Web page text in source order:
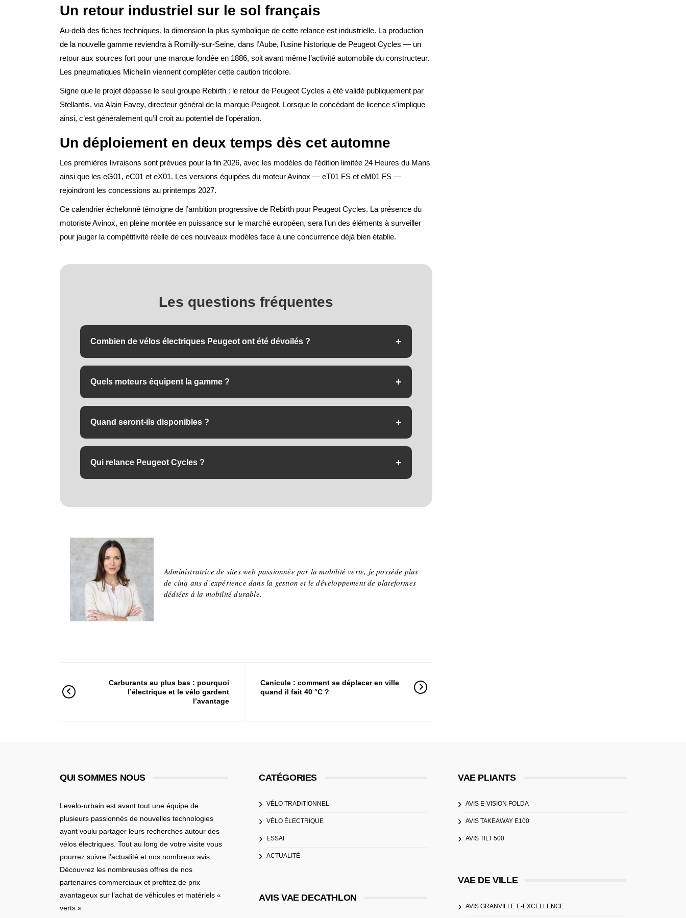
Un retour industriel sur le sol français
Au-delà des fiches techniques, la dimension la plus symbolique de cette relance est industrielle. La production
de la nouvelle gamme reviendra à Romilly-sur-Seine, dans l’Aube, l’usine historique de Peugeot Cycles — un
retour aux sources fort pour une marque fondée en 1886, soit avant même l’activité automobile du constructeur.
Les pneumatiques Michelin viennent compléter cette caution tricolore.
Signe que le projet dépasse le seul groupe Rebirth : le retour de Peugeot Cycles a été validé publiquement par
Stellantis, via Alain Favey, directeur général de la marque Peugeot. Lorsque le concédant de licence s’implique
ainsi, c’est généralement qu’il croit au potentiel de l’opération.
Un déploiement en deux temps dès cet automne
Les premières livraisons sont prévues pour la fin 2026, avec les modèles de l’édition limitée 24 Heures du Mans
ainsi que les eG01, eC01 et eX01. Les versions équipées du moteur Avinox — eT01 FS et eM01 FS —
rejoindront les concessions au printemps 2027.
Ce calendrier échelonné témoigne de l’ambition progressive de Rebirth pour Peugeot Cycles. La présence du
motoriste Avinox, en pleine montée en puissance sur le marché européen, sera l’un des éléments à surveiller
pour jauger la compétitivité réelle de ces nouveaux modèles face à une concurrence déjà bien établie.
Les questions fréquentes
Combien de vélos électriques Peugeot ont été dévoilés ? +
Quels moteurs équipent la gamme ?
+
Quand seront-ils disponibles ?
+
Qui relance Peugeot Cycles ?
+
Administratrice de sites web passionnée par la mobilité verte, je possède plus
de cinq ans d’expérience dans la gestion et le développement de plateformes
dédiées à la mobilité durable.
Carburants au plus bas : pourquoi
l’électrique et le vélo gardent
l’avantage
Canicule : comment se déplacer en ville
quand il fait 40 °C ?
QUI SOMMES NOUS
Levelo-urbain est avant tout une équipe de
plusieurs passionnés de nouvelles technologies
ayant voulu partager leurs recherches autour des
vélos électriques. Tout au long de votre visite vous
pourrez suivre l’actualité et nos nombreux avis.
Découvrez les nombreuses offres de nos
partenaires commerciaux et profitez de prix
avantageux sur l’achat de véhicules et matériels «
verts ».
CATÉGORIES
VÉLO TRADITIONNEL
VÉLO ÉLECTRIQUE
ESSAI
ACTUALITÉ
AVIS VAE DECATHLON
VAE PLIANTS
AVIS E-VISION FOLDA
AVIS TAKEAWAY E100
AVIS TILT 500
VAE DE VILLE
AVIS GRANVILLE E-EXCELLENCE